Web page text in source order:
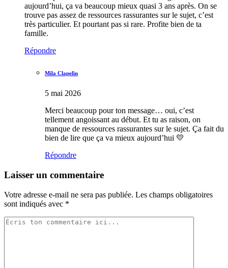
aujourd’hui, ça va beaucoup mieux quasi 3 ans après. On se
trouve pas assez de ressources rassurantes sur le sujet, c’est
très particulier. Et pourtant pas si rare. Profite bien de ta
famille.
Répondre
Mila Clapelin
5 mai 2026
Merci beaucoup pour ton message… oui, c’est
tellement angoissant au début. Et tu as raison, on
manque de ressources rassurantes sur le sujet. Ça fait du
bien de lire que ça va mieux aujourd’hui 💛
Répondre
Laisser un commentaire
Votre adresse e-mail ne sera pas publiée. Les champs obligatoires
sont indiqués avec *